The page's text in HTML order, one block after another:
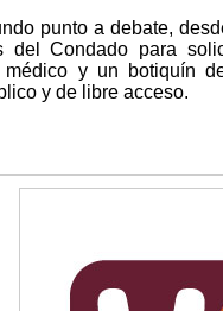
punto a debate,
del Condado para
médico y un botiquín
y de libre acceso.